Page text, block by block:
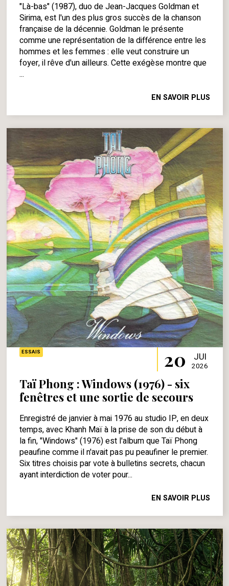
"Là-bas" (1987), duo de Jean-Jacques Goldman et
Sirima, est l'un des plus gros succès de la chanson
française de la décennie. Goldman le présente
comme une représentation de la différence entre les
hommes et les femmes : elle veut construire un
foyer, il rêve d'un ailleurs. Cette exégèse montre que
...
EN SAVOIR PLUS
ESSAIS 20 JUI
2026
Taï Phong : Windows (1976) - six
fenêtres et une sortie de secours
Enregistré de janvier à mai 1976 au studio IP, en deux
temps, avec Khanh Maï à la prise de son du début à
la fin, "Windows" (1976) est l'album que Taï Phong
peaufine comme il n'avait pas pu peaufiner le premier.
Six titres choisis par vote à bulletins secrets, chacun
ayant interdiction de voter pour...
EN SAVOIR PLUS